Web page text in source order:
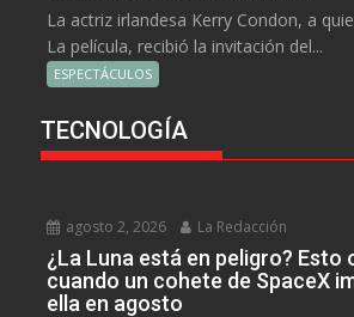
La actriz irlandesa Kerry Condon, a
La película, recibió la invitación del...
ESPECTÁCULOS
TECNOLOGÍA
agosto 2, 2026 La Redacción
¿La Luna está en peligro? Esto
cuando un cohete de SpaceX
ella en agosto